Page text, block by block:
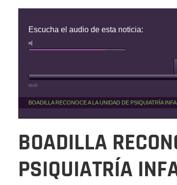
Escucha el audio de esta noticia:
00:00
BOADILLA RECONOCE A LA UNIDAD DE PSIQUIATRÍA
BOADILLA
PSIQUIATRÍA